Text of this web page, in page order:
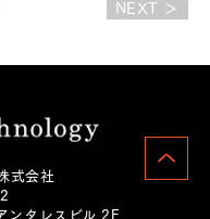
NEXT ＞
式会社
ンタレスビル 2F